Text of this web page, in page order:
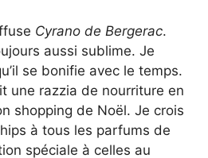
Cyrano de Bergerac.
aussi sublime. Je
se bonifie avec le temps.
une razzia de nourriture en
shopping de Noël. Je crois
à tous les parfums de
spéciale à celles au